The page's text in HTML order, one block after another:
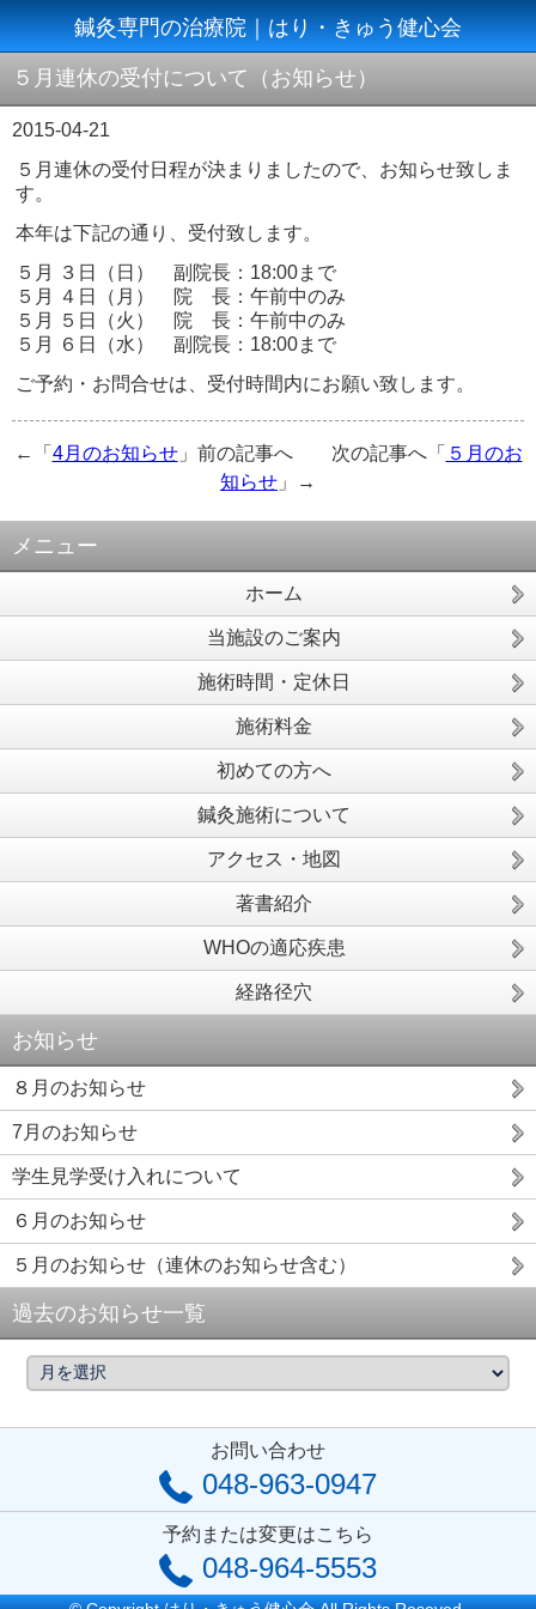
鍼灸専門の治療院｜はり・きゅう健心会
５月連休の受付について（お知らせ）
2015-04-21
５月連休の受付日程が決まりましたので、お知らせ致しま
す。
本年は下記の通り、受付致します。
５月 ３日（日） 副院長：18:00まで
５月 ４日（月） 院 長：午前中のみ
５月 ５日（火） 院 長：午前中のみ
５月 ６日（水） 副院長：18:00まで
ご予約・お問合せは、受付時間内にお願い致します。
←「 4月のお知らせ」前の記事へ 次の記事へ「 ５月のお
知らせ 」→
メニュー
ホーム
当施設のご案内
施術時間・定休日
施術料金
初めての方へ
鍼灸施術について
アクセス・地図
著書紹介
WHOの適応疾患
経路径穴
お知らせ
８月のお知らせ
7月のお知らせ
学生見学受け入れについて
６月のお知らせ
５月のお知らせ（連休のお知らせ含む）
過去のお知らせ一覧
お問い合わせ
048-963-0947
予約または変更はこちら
048-964-5553